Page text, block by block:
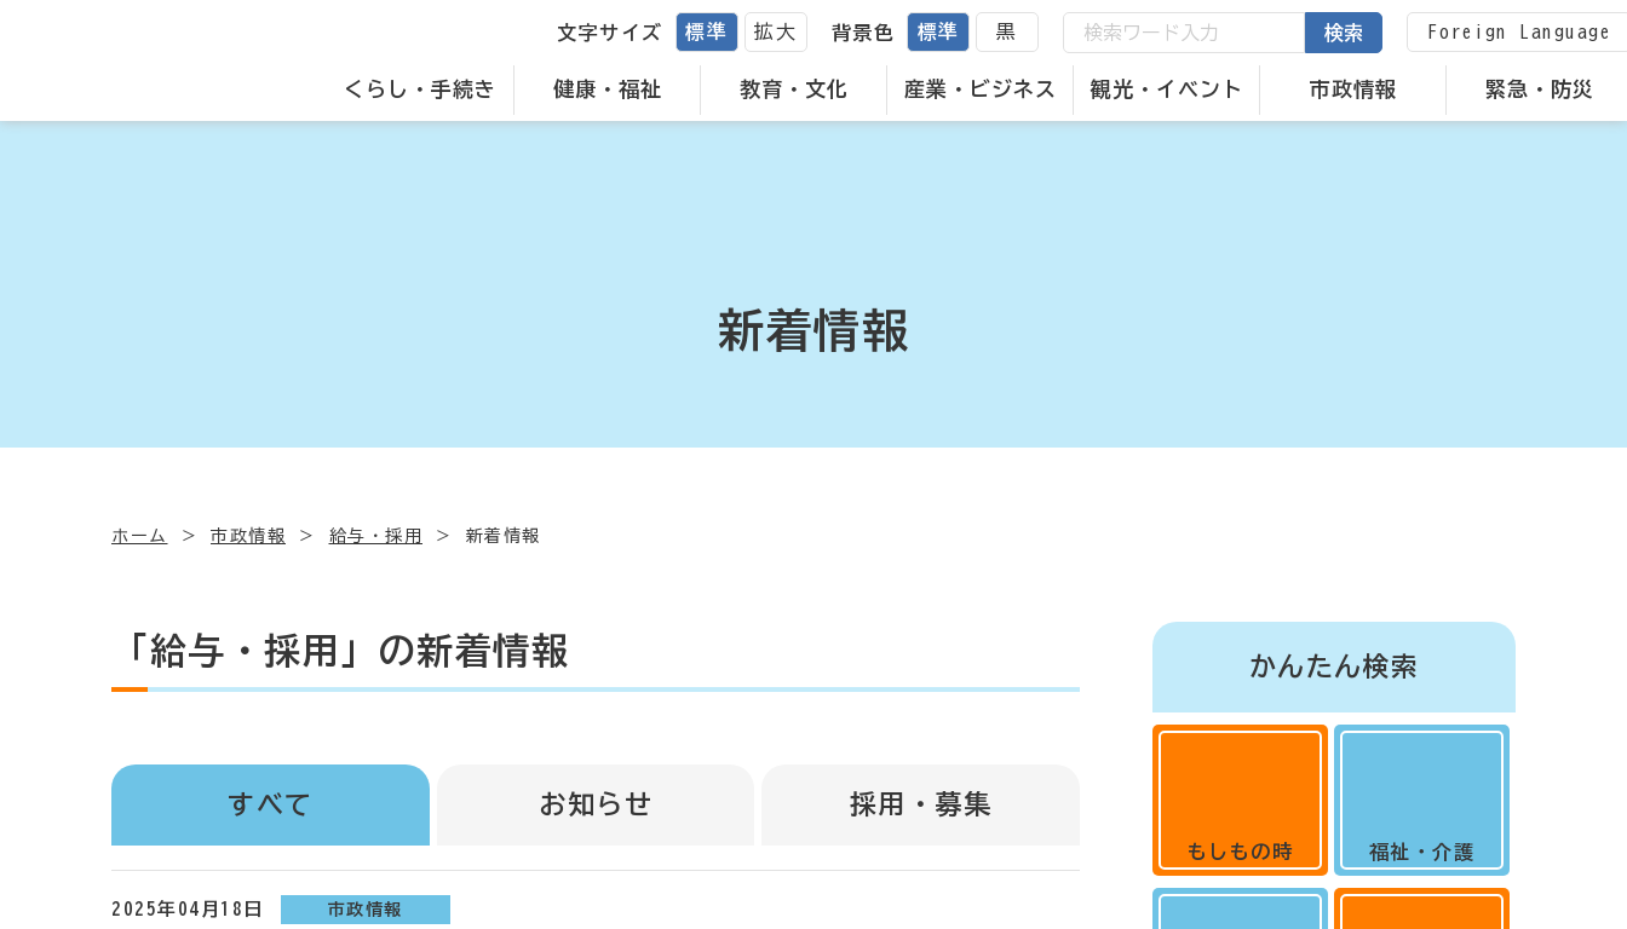
くらし・手続き 健康・福祉 教育・文化 産業・ビジネス 観光・イベント 市政情報 緊急・防災
文字サイズ 標準 拡大 背景色 標準 黒 検索 Foreign Language
新着情報
ホーム 市政情報 給与・採用 新着情報
「給与・採用」の新着情報
すべて お知らせ 採用・募集
2025年04月18日 市政情報
かんたん検索
もしもの時 福祉・介護